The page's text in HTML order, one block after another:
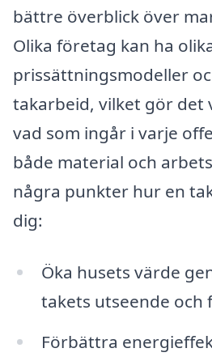
bättre överblick över
Olika företag kan ha
prissättningsmodeller
takarbeid, vilket gör det
vad som ingår i varje
både material och
några punkter hur en
dig:
Öka husets värde
takets utseende och
Förbättra